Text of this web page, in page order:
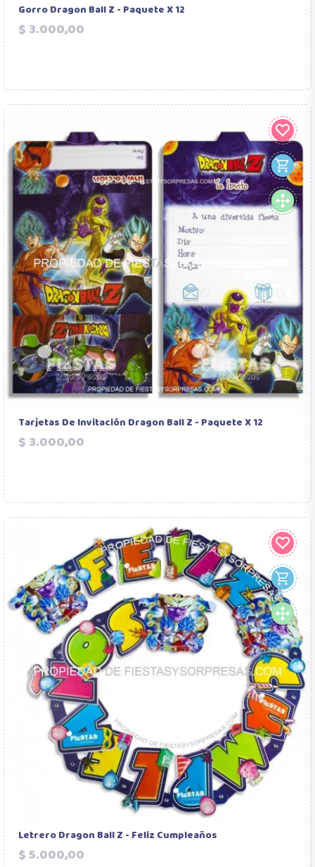
Gorro Dragon Ball Z - Paquete X 12
$ 3.000,00
Tarjetas De Invitación Dragon Ball Z - Paquete X 12
$ 3.000,00
Letrero Dragon Ball Z - Feliz Cumpleaños
$ 5.000,00